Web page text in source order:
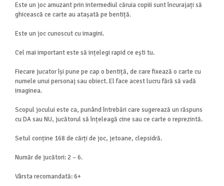
Este un joc amuzant prin intermediul căruia copiii sunt încurajați să
ghicească ce carte au atașată pe bentiță.
Este un joc cunoscut cu imagini.
Cel mai important este să ințelegi rapid ce ești tu.
Fiecare jucator își pune pe cap o bentiță, de care fixează o carte cu
numele unui personaj sau obiect.El face acest lucru fără să vadă
imaginea.
Scopul jocului este ca, punând întrebări care sugerează un răspuns
cu DA sau NU, jucătorul să înțeleagă cine sau ce carte o reprezintă.
Setul conține 168 de cărți de joc, jetoane, clepsidră.
Număr de jucători: 2 – 6.
Vârsta recomandată: 6+